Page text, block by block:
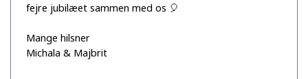
fejre jubilæet sammen med os 🎈
Mange hilsner
Michala & Majbrit